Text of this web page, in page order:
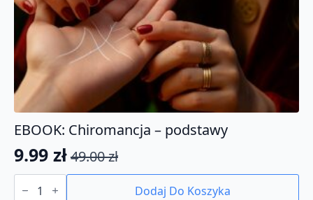
EBOOK: Chiromancja – podstawy
49.00zł
Pierwotna
cena
9.99 zł
Aktualna
cena
ilość
EBOOK: Dodaj Do Koszyka